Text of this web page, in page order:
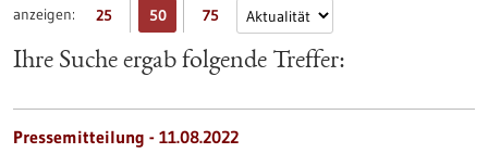
anzeigen: 25 50 75
Ihre Suche ergab folgende Treffer:
Pressemitteilung - 11.08.2022